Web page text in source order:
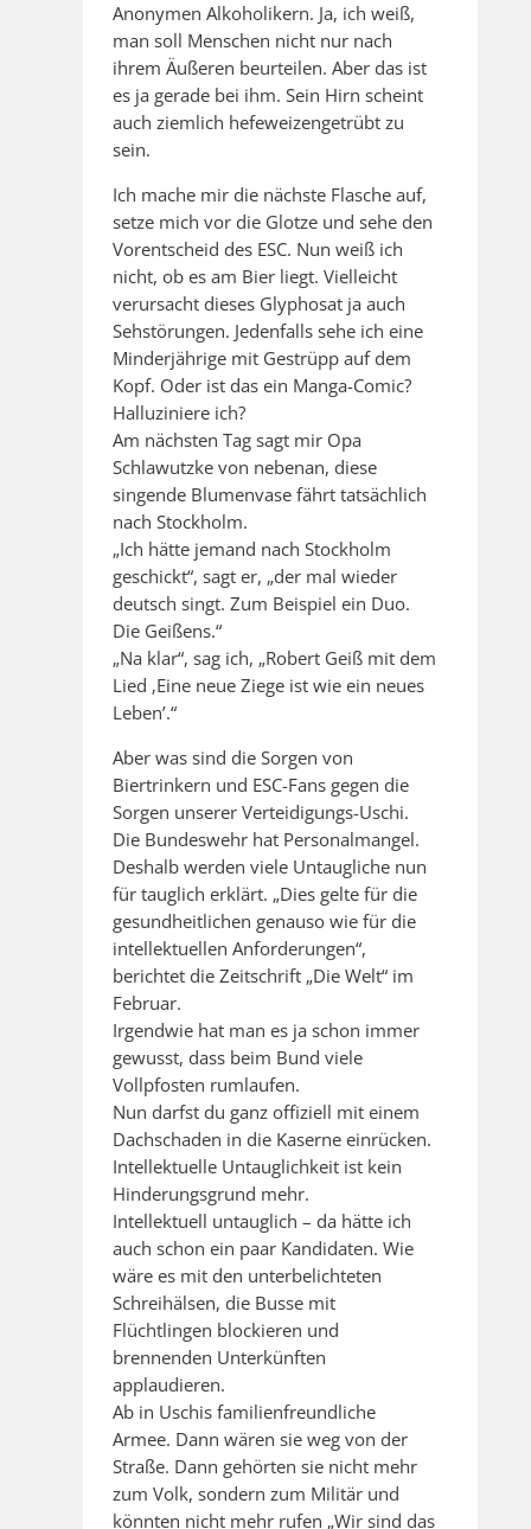
Anonymen Alkoholikern. Ja, ich weiß,
man soll Menschen nicht nur nach
ihrem Äußeren beurteilen. Aber das ist
es ja gerade bei ihm. Sein Hirn scheint
auch ziemlich hefeweizengetrübt zu
sein.
Ich mache mir die nächste Flasche auf,
setze mich vor die Glotze und sehe den
Vorentscheid des ESC. Nun weiß ich
nicht, ob es am Bier liegt. Vielleicht
verursacht dieses Glyphosat ja auch
Sehstörungen. Jedenfalls sehe ich eine
Minderjährige mit Gestrüpp auf dem
Kopf. Oder ist das ein Manga-Comic?
Halluziniere ich?
Am nächsten Tag sagt mir Opa
Schlawutzke von nebenan, diese
singende Blumenvase fährt tatsächlich
nach Stockholm.
„Ich hätte jemand nach Stockholm
geschickt“, sagt er, „der mal wieder
deutsch singt. Zum Beispiel ein Duo.
Die Geißens.“
„Na klar“, sag ich, „Robert Geiß mit dem
Lied ‚Eine neue Ziege ist wie ein neues
Leben’.“
Aber was sind die Sorgen von
Biertrinkern und ESC-Fans gegen die
Sorgen unserer Verteidigungs-Uschi.
Die Bundeswehr hat Personalmangel.
Deshalb werden viele Untaugliche nun
für tauglich erklärt. „Dies gelte für die
gesundheitlichen genauso wie für die
intellektuellen Anforderungen“,
berichtet die Zeitschrift „Die Welt“ im
Februar.
Irgendwie hat man es ja schon immer
gewusst, dass beim Bund viele
Vollpfosten rumlaufen.
Nun darfst du ganz offiziell mit einem
Dachschaden in die Kaserne einrücken.
Intellektuelle Untauglichkeit ist kein
Hinderungsgrund mehr.
Intellektuell untauglich – da hätte ich
auch schon ein paar Kandidaten. Wie
wäre es mit den unterbelichteten
Schreihälsen, die Busse mit
Flüchtlingen blockieren und
brennenden Unterkünften
applaudieren.
Ab in Uschis familienfreundliche
Armee. Dann wären sie weg von der
Straße. Dann gehörten sie nicht mehr
zum Volk, sondern zum Militär und
könnten nicht mehr rufen „Wir sind das